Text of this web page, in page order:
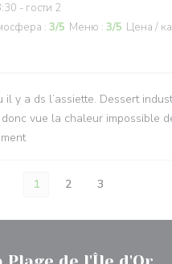
- гости 2
: 3/5 Меню : 3/5 Цена /
il y a ds l’assiette. Dessert
vue la chaleur impossible
1 2 3